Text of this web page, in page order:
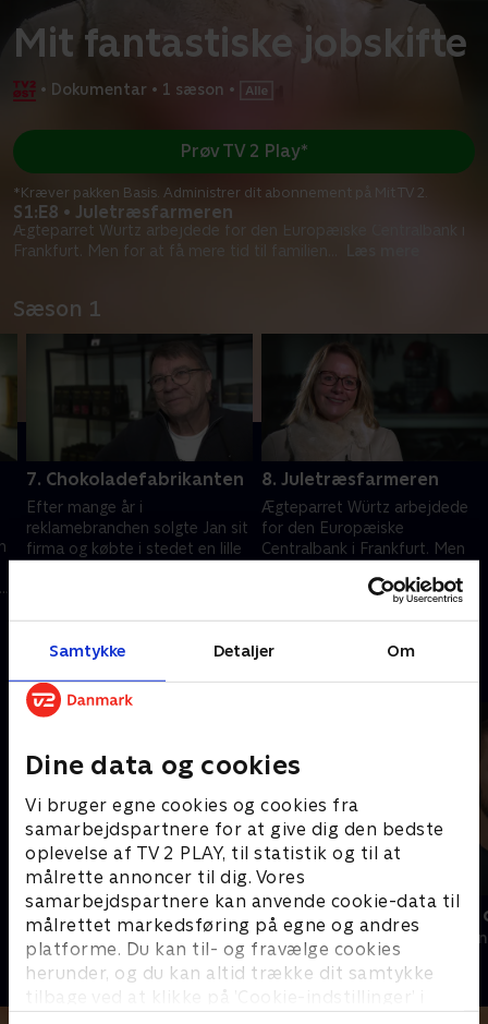
Samtykke Detaljer Om
Dine data og cookies
Vi bruger egne cookies og cookies fra
samarbejdspartnere for at give dig den bedste
oplevelse af TV 2 PLAY, til statistik og til at
målrette annoncer til dig. Vores
samarbejdspartnere kan anvende cookie-data til
målrettet markedsføring på egne og andres
platforme. Du kan til- og fravælge cookies
herunder, og du kan altid trække dit samtykke
tilbage ved at klikke på ’Cookie-indstillinger’ i
Mit fantastiske jobskifte
• Dokumentar • 1 sæson •
S1:E8 • Juletræsfarmeren
Ægteparret Würtz arbejdede for den Europæiske Centralbank i
Frankfurt. Men for at få mere tid til familien
Prøv TV 2 Play*
*Kræver pakken Basis. Administrer dit abonnement på Mit TV 2.
Sæson 1
7. Chokoladefabrikanten
Efter mange år i
reklamebranchen solgte Jan sit
firma og købte i stedet en lille
8. Juletræsfarmeren
Ægteparret Würtz arbejdede
for den Europæiske
Centralbank i Frankfurt. Men
skiftede de spor og købte en
28. august 2024 • 10 min
Drømmen om NBA
2022 • Dokumentar • 29 min
Sverri - den
2024 •